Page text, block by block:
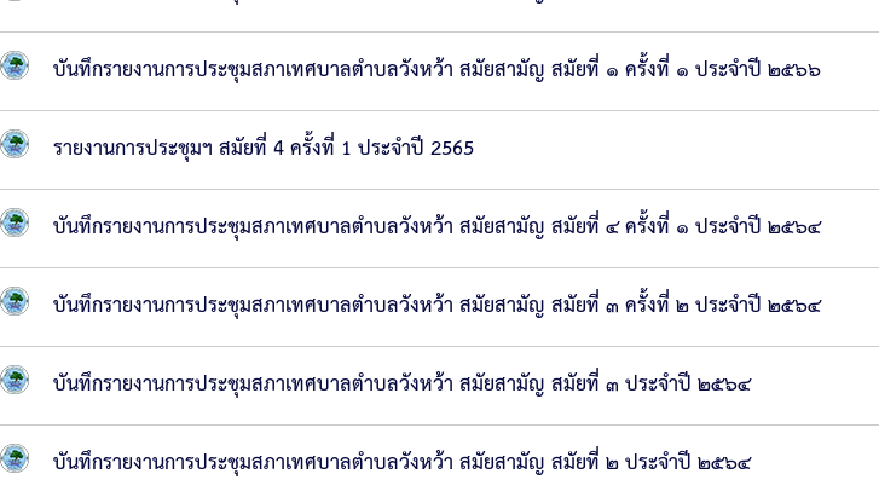
การ
ตาม
นโยบาย
การ
บริหาร
ทรัพยากร
บุคคล
นโยบาย
การ
บริหาร
ทรัพยากร
บันทึกรายงานการประชุมสภาเทศบาลตำบลวังหว้า สมัยสามัญ สมัยที่ ๑ ครั้งที่ ๑ ประจำปี ๒๕๖๖
รายงานการประชุมฯ สมัยที่ 4 ครั้งที่ 1 ประจำปี 2565
บันทึกรายงานการประชุมสภาเทศบาลตำบลวังหว้า สมัยสามัญ สมัยที่ ๔ ครั้งที่ ๑ ประจำปี ๒๕๖๔
บันทึกรายงานการประชุมสภาเทศบาลตำบลวังหว้า สมัยสามัญ สมัยที่ ๓ ครั้งที่ ๒ ประจำปี ๒๕๖๔
บันทึกรายงานการประชุมสภาเทศบาลตำบลวังหว้า สมัยสามัญ สมัยที่ ๓ ประจำปี ๒๕๖๔
บันทึกรายงานการประชุมสภาเทศบาลตำบลวังหว้า สมัยสามัญ สมัยที่ ๒ ประจำปี ๒๕๖๔